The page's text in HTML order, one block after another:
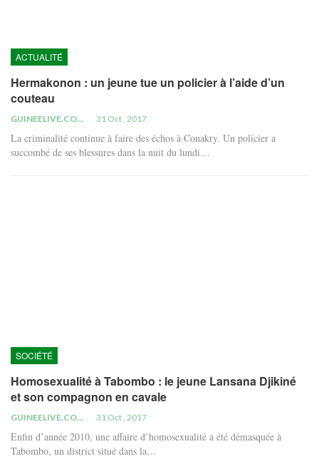
ACTUALITÉ
Hermakonon : un jeune tue un policier à l’aide d’un
couteau
GUINEELIVE.COM 31 Oct , 2017
La criminalité continue à faire des échos à Conakry. Un policier a
succombé de ses blessures dans la nuit du lundi…
SOCIÉTÉ
Homosexualité à Tabombo : le jeune Lansana Djikiné
et son compagnon en cavale
GUINEELIVE.COM 31 Oct , 2017
Enfin d’année 2010, une affaire d’homosexualité a été démasquée à
Tabombo, un district situé dans la…